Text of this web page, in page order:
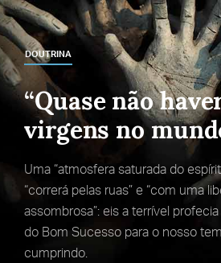
DOUTRINA
“Quase não
virgens no
Uma “atmosfera saturada do
“correrá pelas ruas” e “com uma
assombrosa”: eis a terrível
do Bom Sucesso para o nosso
cumprindo.